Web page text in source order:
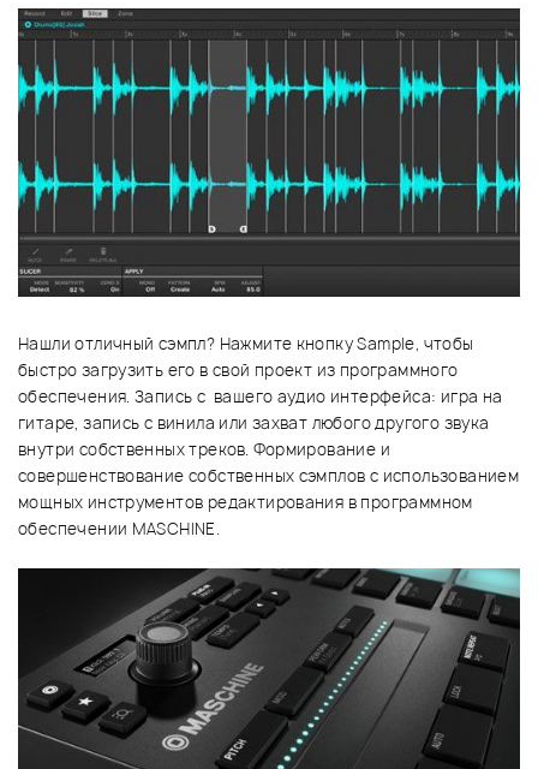
Нашли отличный сэмпл? Нажмите кнопку Sample, чтобы
быстро загрузить его в свой проект из программного
обеспечения. Запись с вашего аудио интерфейса: игра на
гитаре, запись с винила или захват любого другого звука
внутри собственных треков. Формирование и
совершенствование собственных сэмплов с использованием
мощных инструментов редактирования в программном
обеспечении MASCHINE.